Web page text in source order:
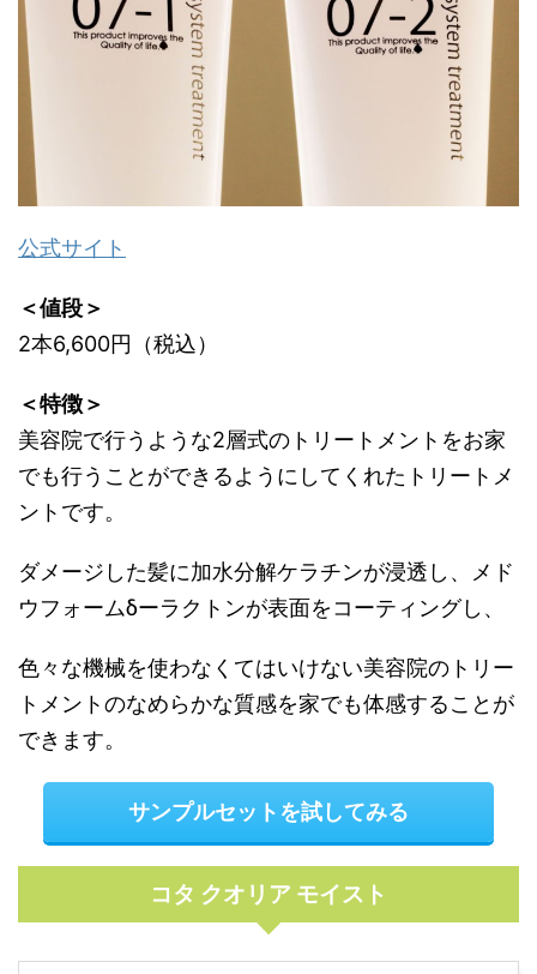
公式サイト
＜値段＞
2本6,600円（税込）
＜特徴＞
美容院で行うような2層式のトリートメントをお家
でも行うことができるようにしてくれたトリートメ
ントです。
ダメージした髪に加水分解ケラチンが浸透し、メド
ウフォームδーラクトンが表面をコーティングし、
色々な機械を使わなくてはいけない美容院のトリー
トメントのなめらかな質感を家でも体感することが
できます。
サンプルセットを試してみる
コタ クオリア モイスト